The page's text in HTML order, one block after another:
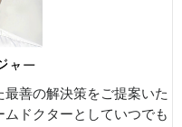
善の解決策をご提案いた
ドクターとしていつでも